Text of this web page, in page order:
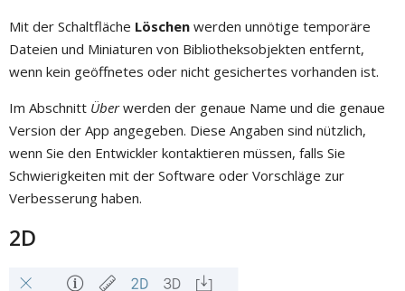
Mit der Schaltfläche Löschen werden unnötige temporäre
Dateien und Miniaturen von Bibliotheksobjekten entfernt,
wenn kein geöffnetes oder nicht gesichertes vorhanden ist.
Im Abschnitt Überwerden der genaue Name und die genaue
Version der App angegeben. Diese Angaben sind nützlich,
wenn Sie den Entwickler kontaktieren müssen, falls Sie
Schwierigkeiten mit der Software oder Vorschläge zur
Verbesserung haben.
2D